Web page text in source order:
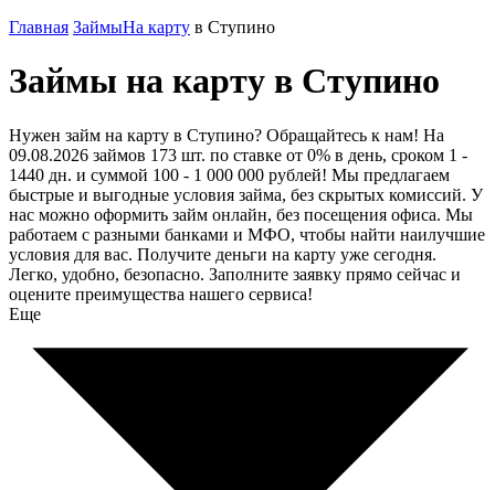
Главная ЗаймыНа карту в Ступино
Займы на карту в Ступино
Нужен займ на карту в Ступино? Обращайтесь к нам! На
09.08.2026 займов 173 шт. по ставке от 0% в день, сроком 1 -
1440 дн. и суммой 100 - 1 000 000 рублей! Мы предлагаем
быстрые и выгодные условия займа, без скрытых комиссий. У
нас можно оформить займ онлайн, без посещения офиса. Мы
работаем с разными банками и МФО, чтобы найти наилучшие
условия для вас. Получите деньги на карту уже сегодня.
Легко, удобно, безопасно. Заполните заявку прямо сейчас и
оцените преимущества нашего сервиса!
Еще